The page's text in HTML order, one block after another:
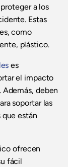
a los
Estas
como
plástico.
es
el impacto
deben
soportar las
están
ofrecen
fácil